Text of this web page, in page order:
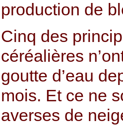
production de
Cinq des
céréalières
goutte d’eau
mois. Et ce ne
averses de